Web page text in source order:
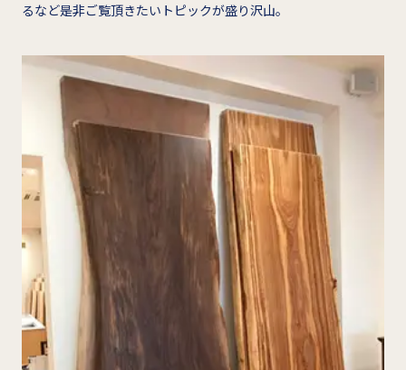
るなど是非ご覧頂きたいトピックが盛り沢山。